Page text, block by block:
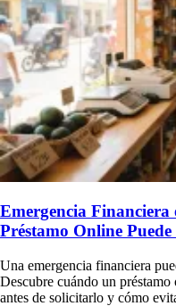
Emergencia
Préstamo
Una emergencia
Descubre cuándo
antes de solicitarlo y